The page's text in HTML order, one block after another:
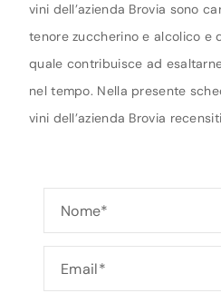
vini dell’azienda Brovia sono
tenore zuccherino e alcolico e
quale contribuisce ad
nel tempo. Nella presente
vini dell’azienda Brovia